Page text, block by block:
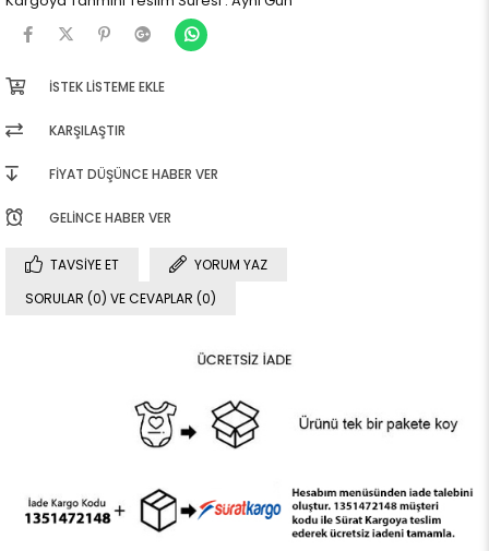
İSTEK LISTEME EKLE
KARŞILAŞTIR
FIYAT DÜŞÜNCE HABER VER
GELINCE HABER VER
TAVSIYE ET
YORUM YAZ
SORULAR (0) VE CEVAPLAR (0)